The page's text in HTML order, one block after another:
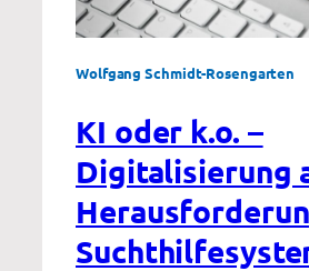
Wolfgang Schmidt-Rosengarten
KI oder k.o. –
Digitalisierung